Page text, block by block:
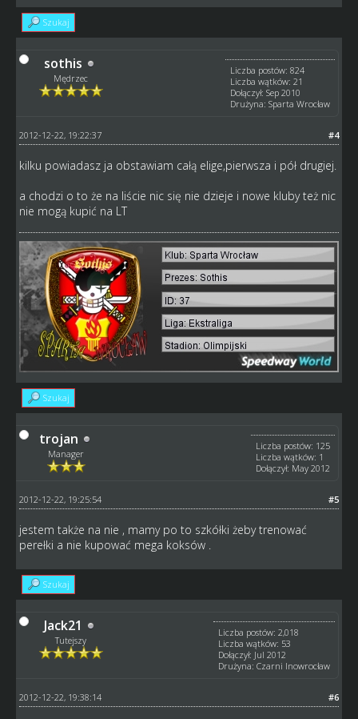
Szukaj
sothis
Mędrzec
Liczba postów: 824
Liczba wątków: 21
Dołączył: Sep 2010
Drużyna: Sparta Wrocław
#4
2012-12-22, 19:22:37
kilku powiadasz ja obstawiam całą elige,pierwsza i pół drugiej.
a chodzi o to że na liście nic się nie dzieje i nowe kluby też nic
nie mogą kupić na LT
Szukaj
trojan
Manager
Liczba postów: 125
Liczba wątków: 1
Dołączył: May 2012
#5
2012-12-22, 19:25:54
jestem także na nie , mamy po to szkółki żeby trenować
perełki a nie kupować mega koksów .
Szukaj
Jack21
Tutejszy
Liczba postów: 2,018
Liczba wątków: 53
Dołączył: Jul 2012
Drużyna: Czarni Inowrocław
#6
2012-12-22, 19:38:14